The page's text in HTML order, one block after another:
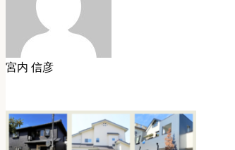
宮内 信彦